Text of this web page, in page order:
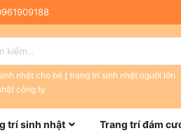
nhật cho bé
trang trí sinh nhật người lớn
công ty
trí sinh nhật Trang trí đám